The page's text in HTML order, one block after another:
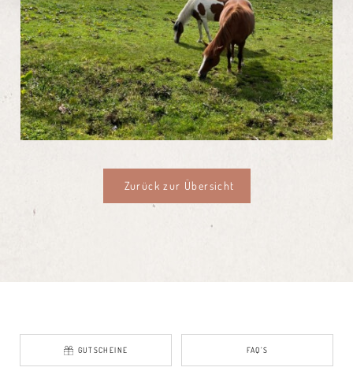
Zurück zur Übersicht
GUTSCHEINE FAQ’S